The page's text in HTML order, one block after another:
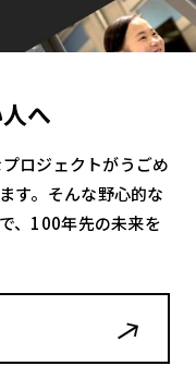
へ
ロジェクトがうごめ
す。そんな野心的な
、100年先の未来を